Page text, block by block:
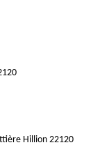
Hillion 22120